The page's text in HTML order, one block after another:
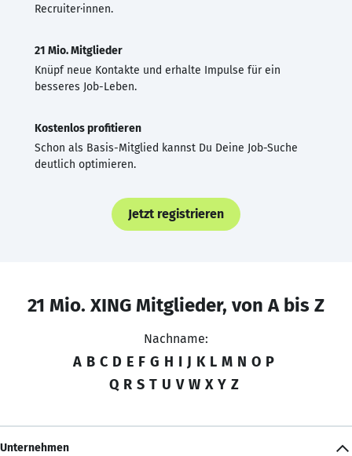
Recruiter·innen.
21 Mio. Mitglieder
Knüpf neue Kontakte und erhalte Impulse für ein
besseres Job-Leben.
Kostenlos profitieren
Schon als Basis-Mitglied kannst Du Deine Job-Suche
deutlich optimieren.
Jetzt registrieren
21 Mio. XING Mitglieder, von A bis Z
Nachname:
A B C D E F G H I J K L M N O P
Q R S T U V W X Y Z
Unternehmen